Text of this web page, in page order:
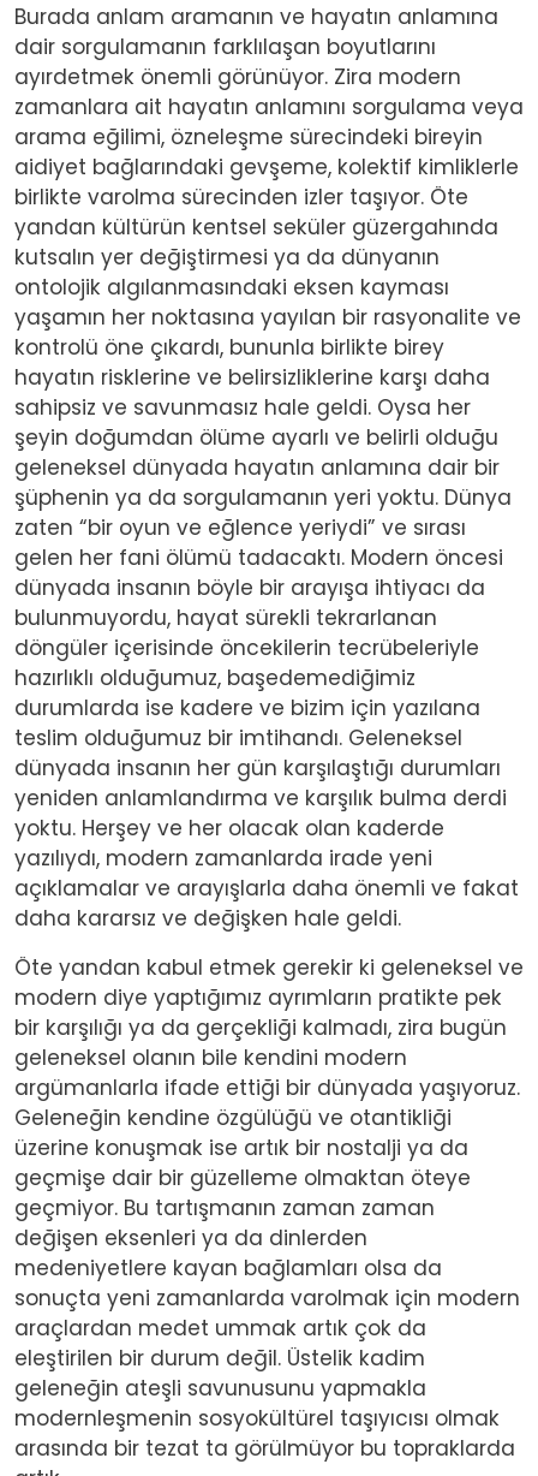
Burada anlam aramanın ve hayatın anlamına
dair sorgulamanın farklılaşan boyutlarını
ayırdetmek önemli görünüyor. Zira modern
zamanlara ait hayatın anlamını sorgulama veya
arama eğilimi, özneleşme sürecindeki bireyin
aidiyet bağlarındaki gevşeme, kolektif kimliklerle
birlikte varolma sürecinden izler taşıyor. Öte
yandan kültürün kentsel seküler güzergahında
kutsalın yer değiştirmesi ya da dünyanın
ontolojik algılanmasındaki eksen kayması
yaşamın her noktasına yayılan bir rasyonalite ve
kontrolü öne çıkardı, bununla birlikte birey
hayatın risklerine ve belirsizliklerine karşı daha
sahipsiz ve savunmasız hale geldi. Oysa her
şeyin doğumdan ölüme ayarlı ve belirli olduğu
geleneksel dünyada hayatın anlamına dair bir
şüphenin ya da sorgulamanın yeri yoktu. Dünya
zaten “bir oyun ve eğlence yeriydi” ve sırası
gelen her fani ölümü tadacaktı. Modern öncesi
dünyada insanın böyle bir arayışa ihtiyacı da
bulunmuyordu, hayat sürekli tekrarlanan
döngüler içerisinde öncekilerin tecrübeleriyle
hazırlıklı olduğumuz, başedemediğimiz
durumlarda ise kadere ve bizim için yazılana
teslim olduğumuz bir imtihandı. Geleneksel
dünyada insanın her gün karşılaştığı durumları
yeniden anlamlandırma ve karşılık bulma derdi
yoktu. Herşey ve her olacak olan kaderde
yazılıydı, modern zamanlarda irade yeni
açıklamalar ve arayışlarla daha önemli ve fakat
daha kararsız ve değişken hale geldi.
Öte yandan kabul etmek gerekir ki geleneksel ve
modern diye yaptığımız ayrımların pratikte pek
bir karşılığı ya da gerçekliği kalmadı, zira bugün
geleneksel olanın bile kendini modern
argümanlarla ifade ettiği bir dünyada yaşıyoruz.
Geleneğin kendine özgülüğü ve otantikliği
üzerine konuşmak ise artık bir nostalji ya da
geçmişe dair bir güzelleme olmaktan öteye
geçmiyor. Bu tartışmanın zaman zaman
değişen eksenleri ya da dinlerden
medeniyetlere kayan bağlamları olsa da
sonuçta yeni zamanlarda varolmak için modern
araçlardan medet ummak artık çok da
eleştirilen bir durum değil. Üstelik kadim
geleneğin ateşli savunusunu yapmakla
modernleşmenin sosyokültürel taşıyıcısı olmak
arasında bir tezat ta görülmüyor bu topraklarda